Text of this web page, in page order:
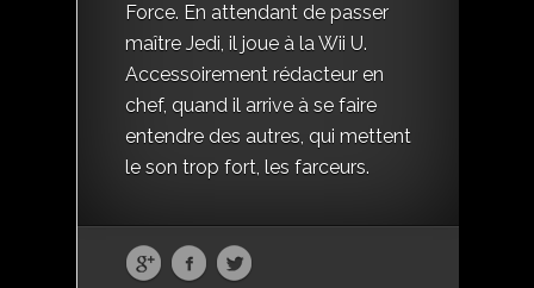
Force. En attendant de passer
maître Jedi, il joue à la Wii U.
Accessoirement rédacteur en
chef, quand il arrive à se faire
entendre des autres, qui mettent
le son trop fort, les farceurs.